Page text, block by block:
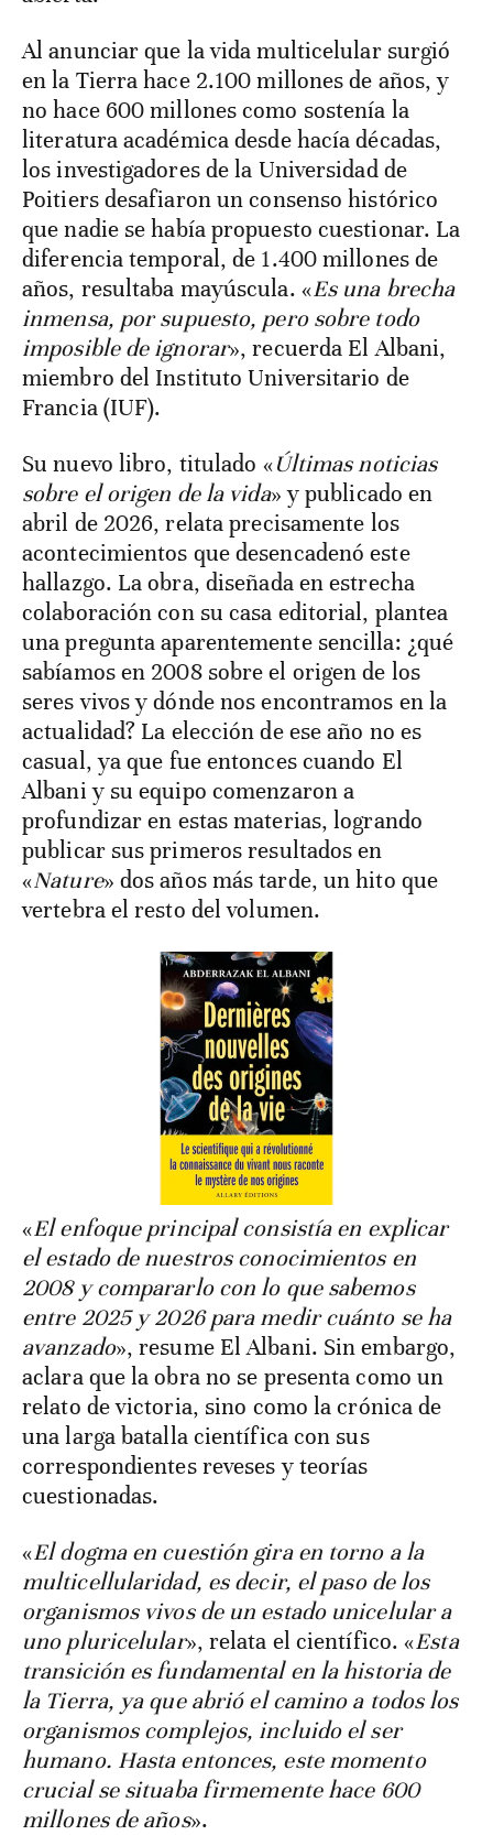
Al anunciar que la vida multicelular surgió
en la Tierra hace 2.100 millones de años, y
no hace 600 millones como sostenía la
literatura académica desde hacía décadas,
los investigadores de la Universidad de
Poitiers desafiaron un consenso histórico
que nadie se había propuesto cuestionar. La
diferencia temporal, de 1.400 millones de
años, resultaba mayúscula. «Es una brecha
inmensa, por supuesto, pero sobre todo
imposible de ignorar», recuerda El Albani,
miembro del Instituto Universitario de
Francia (IUF).
Su nuevo libro, titulado «Últimas noticias
sobre el origen de la vida» y publicado en
abril de 2026, relata precisamente los
acontecimientos que desencadenó este
hallazgo. La obra, diseñada en estrecha
colaboración con su casa editorial, plantea
una pregunta aparentemente sencilla: ¿qué
sabíamos en 2008 sobre el origen de los
seres vivos y dónde nos encontramos en la
actualidad? La elección de ese año no es
casual, ya que fue entonces cuando El
Albani y su equipo comenzaron a
profundizar en estas materias, logrando
publicar sus primeros resultados en
«Nature» dos años más tarde, un hito que
vertebra el resto del volumen.
«El enfoque principal consistía en explicar
el estado de nuestros conocimientos en
2008 y compararlo con lo que sabemos
entre 2025 y 2026 para medir cuánto se ha
avanzado», resume El Albani. Sin embargo,
aclara que la obra no se presenta como un
relato de victoria, sino como la crónica de
una larga batalla científica con sus
correspondientes reveses y teorías
cuestionadas.
«El dogma en cuestión gira en torno a la
multicellularidad, es decir, el paso de los
organismos vivos de un estado unicelular a
uno pluricelular», relata el científico. «Esta
transición es fundamental en la historia de
la Tierra, ya que abrió el camino a todos los
organismos complejos, incluido el ser
humano. Hasta entonces, este momento
crucial se situaba firmemente hace 600
millones de años».